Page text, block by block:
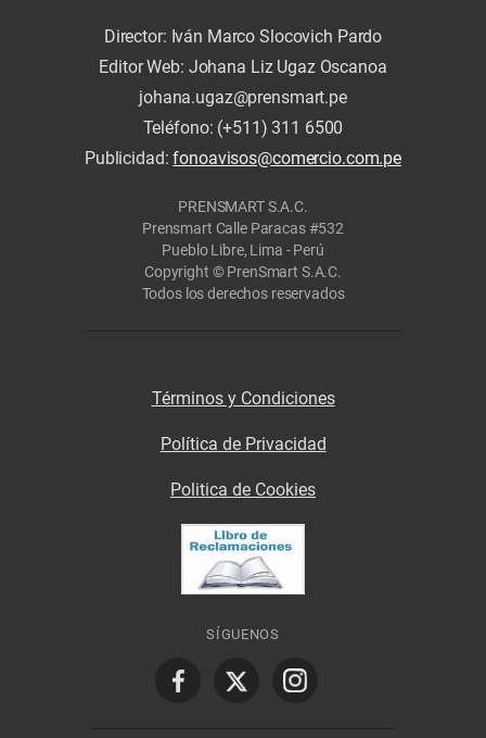
Director: Iván Marco Slocovich Pardo
Editor Web: Johana Liz Ugaz Oscanoa
johana.ugaz@prensmart.pe
Teléfono: (+511) 311 6500
Publicidad:fonoavisos@comercio.com.pe
PRENSMART S.A.C.
Prensmart Calle Paracas #532
Pueblo Libre, Lima - Perú
Copyright © PrenSmart S.A.C.
Todos los derechos reservados
Términos y Condiciones
Política de Privacidad
Politica de Cookies
SÍGUENOS